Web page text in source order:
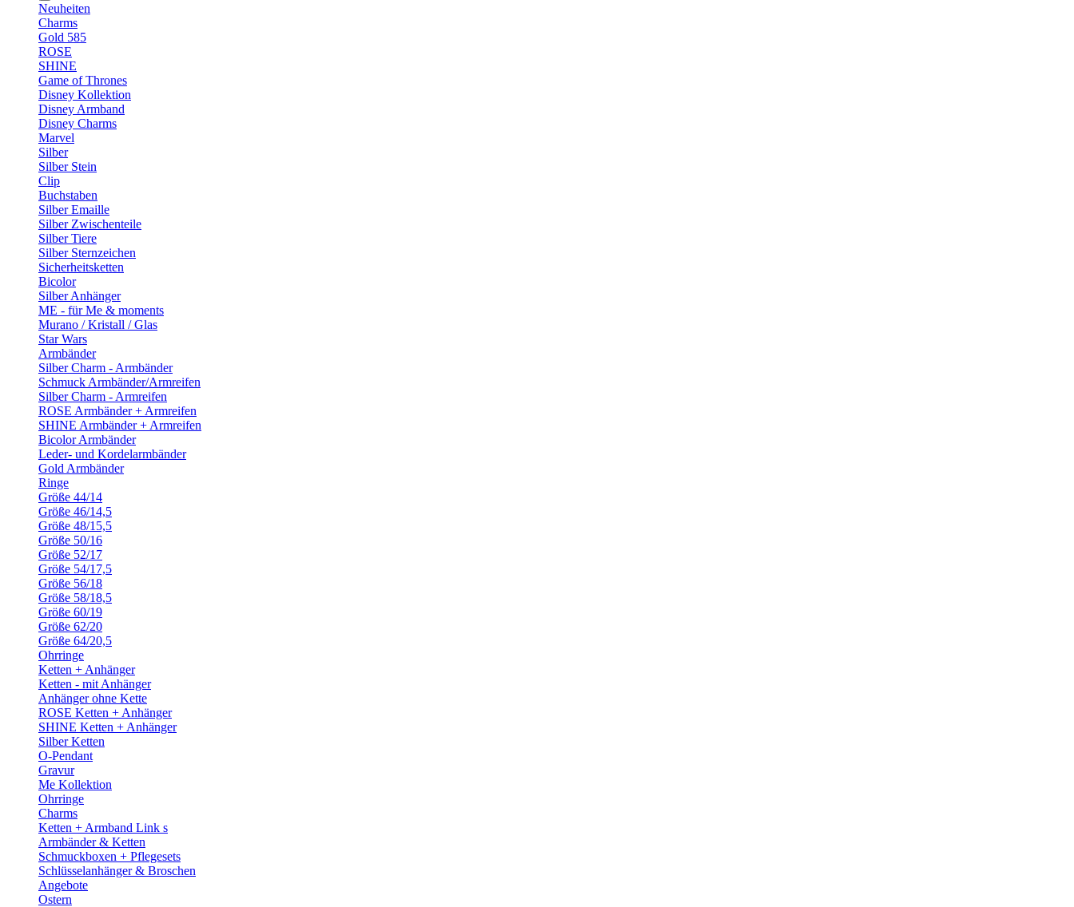
Neuheiten
Charms
Gold 585
ROSE
SHINE
Game of Thrones
Disney Kollektion
Disney Armband
Disney Charms
Marvel
Silber
Silber Stein
Clip
Buchstaben
Silber Emaille
Silber Zwischenteile
Silber Tiere
Silber Sternzeichen
Sicherheitsketten
Bicolor
Silber Anhänger
ME - für Me & moments
Murano / Kristall / Glas
Star Wars
Armbänder
Silber Charm - Armbänder
Schmuck Armbänder/Armreifen
Silber Charm - Armreifen
ROSE Armbänder + Armreifen
SHINE Armbänder + Armreifen
Bicolor Armbänder
Leder- und Kordelarmbänder
Gold Armbänder
Ringe
Größe 44/14
Größe 46/14,5
Größe 48/15,5
Größe 50/16
Größe 52/17
Größe 54/17,5
Größe 56/18
Größe 58/18,5
Größe 60/19
Größe 62/20
Größe 64/20,5
Ohrringe
Ketten + Anhänger
Ketten - mit Anhänger
Anhänger ohne Kette
ROSE Ketten + Anhänger
SHINE Ketten + Anhänger
Silber Ketten
O-Pendant
Gravur
Me Kollektion
Ohrringe
Charms
Ketten + Armband Link s
Armbänder & Ketten
Schmuckboxen + Pflegesets
Schlüsselanhänger & Broschen
Angebote
Ostern